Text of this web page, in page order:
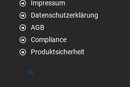
Impressum
Datenschutzerklärung
AGB
Compliance
Produktsicherheit
Suchen